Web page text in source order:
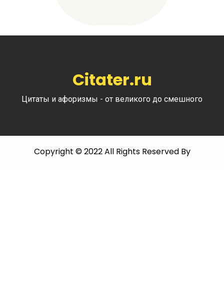
Citater.ru
Цитаты и афоризмы - от великого до смешного
Copyright © 2022 All Rights Reserved By